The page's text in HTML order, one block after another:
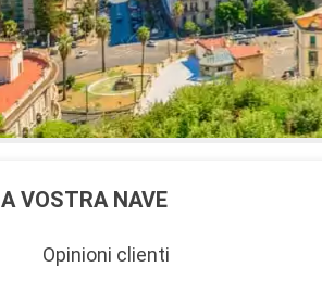
- 40% di sconto su un
selezionato acquistato
partenza della crociera
- 10% di sconto su tutti i
acquistati a bordo
SERVIZI
- Personale qualificato e
ALTRI PRIVILEGI
VOSTRA NAVE
Opinioni clienti